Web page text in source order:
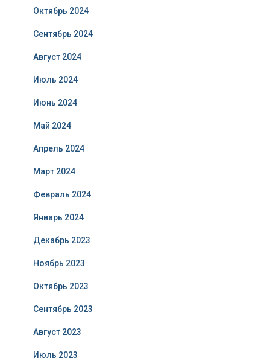
Октябрь 2024
Сентябрь 2024
Август 2024
Июль 2024
Июнь 2024
Май 2024
Апрель 2024
Март 2024
Февраль 2024
Январь 2024
Декабрь 2023
Ноябрь 2023
Октябрь 2023
Сентябрь 2023
Август 2023
Июль 2023